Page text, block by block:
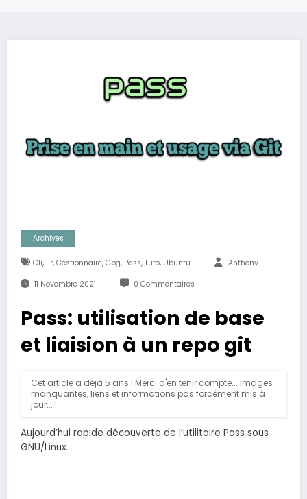
Archives
Cli, Fr, Gestionnaire, Gpg, Pass, Tuto, Ubuntu Anthony
11 Novembre 2021 0 Commentaires
Pass: utilisation de base
et liaision à un repo git
Cet article a déjà 5 ans ! Merci d'en tenir compte... Images
manquantes, liens et informations pas forcément mis à
jour... !
Aujourd’hui rapide découverte de l’utilitaire Pass sous
GNU/Linux.